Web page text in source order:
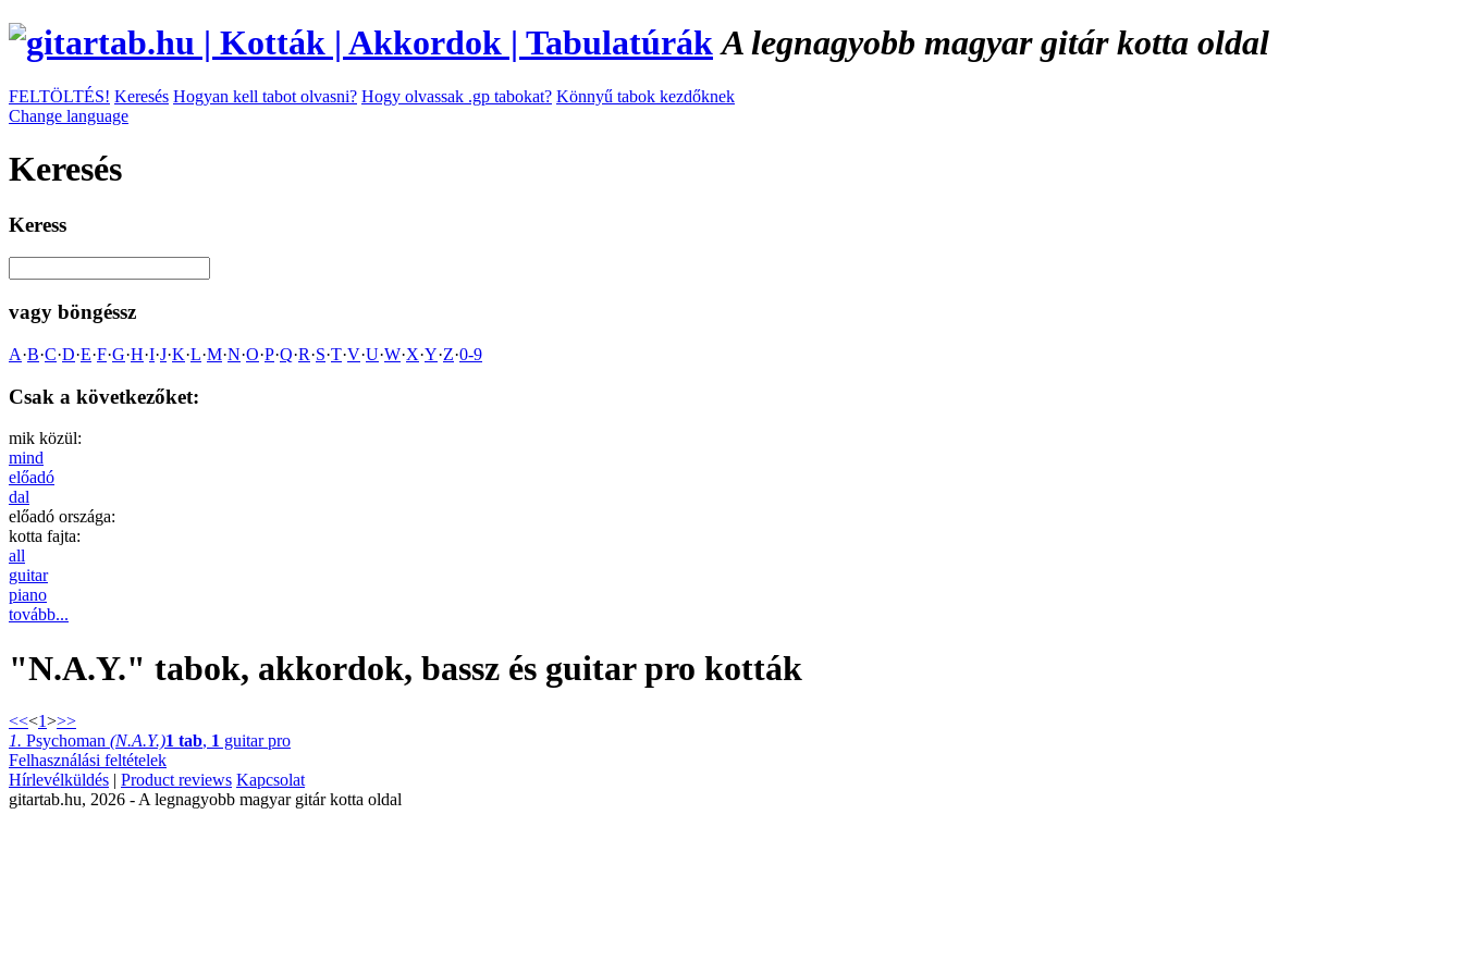
A legnagyobb magyar gitár kotta oldal
FELTÖLTÉS! Keresés Hogyan kell tabot olvasni? Hogy olvassak .gp tabokat? Könnyű tabok kezdőknek
Change language
Keresés
Keress
vagy böngéssz
A·B·C·D·E·F·G·H·I·J·K·L·M·N·O·P·Q·R·S·T·V·U·W·X·Y·Z·0-9
Csak a következőket:
mik közül:
mind
előadó
dal
előadó országa:
kotta fajta:
all
guitar
piano
tovább...
"N.A.Y." tabok, akkordok, bassz és guitar pro kották
<<<1>>>
1. Psychoman (N.A.Y.)1 tab, 1 guitar pro
Felhasználási feltételek
Hírlevélküldés | Product reviews Kapcsolat
gitartab.hu, 2026 - A legnagyobb magyar gitár kotta oldal